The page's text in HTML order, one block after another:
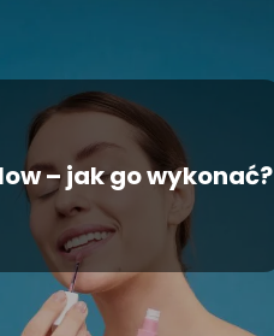
– jak go wykonać?